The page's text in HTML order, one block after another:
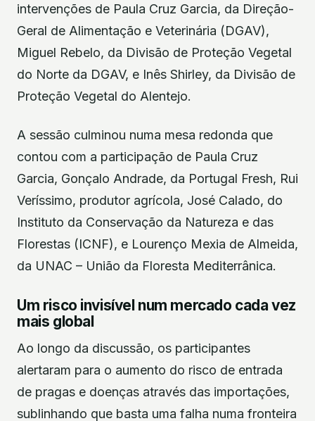
intervenções de Paula Cruz Garcia, da Direção-
Geral de Alimentação e Veterinária (DGAV),
Miguel Rebelo, da Divisão de Proteção Vegetal
do Norte da DGAV, e Inês Shirley, da Divisão de
Proteção Vegetal do Alentejo.
A sessão culminou numa mesa redonda que
contou com a participação de Paula Cruz
Garcia, Gonçalo Andrade, da Portugal Fresh, Rui
Veríssimo, produtor agrícola, José Calado, do
Instituto da Conservação da Natureza e das
Florestas (ICNF), e Lourenço Mexia de Almeida,
da UNAC – União da Floresta Mediterrânica.
Um risco invisível num mercado cada vez
mais global
Ao longo da discussão, os participantes
alertaram para o aumento do risco de entrada
de pragas e doenças através das importações,
sublinhando que basta uma falha numa fronteira